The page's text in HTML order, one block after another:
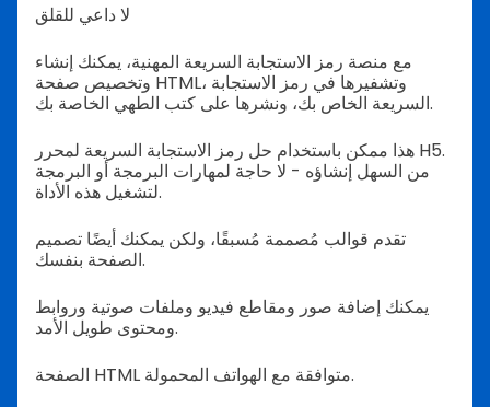
لا داعي للقلق
مع منصة رمز الاستجابة السريعة المهنية، يمكنك إنشاء
وتخصيص صفحة HTML، وتشفيرها في رمز الاستجابة
السريعة الخاص بك، ونشرها على كتب الطهي الخاصة بك.
هذا ممكن باستخدام حل رمز الاستجابة السريعة لمحرر H5.
من السهل إنشاؤه - لا حاجة لمهارات البرمجة أو البرمجة
لتشغيل هذه الأداة.
تقدم قوالب مُصممة مُسبقًا، ولكن يمكنك أيضًا تصميم
الصفحة بنفسك.
يمكنك إضافة صور ومقاطع فيديو وملفات صوتية وروابط
ومحتوى طويل الأمد.
الصفحة HTML متوافقة مع الهواتف المحمولة.